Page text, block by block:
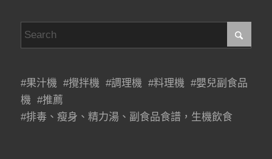
#果汁機 #攪拌機 #調理機 #料理機 #嬰兒副食品
機 #推薦
#排毒、瘦身、精力湯、副食品食譜，生機飲食